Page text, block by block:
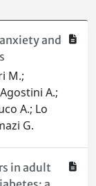
and
M.;
A.;
A.; Lo
G.
in adult